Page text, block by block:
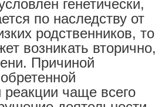
генетически,
по наследству от
родственников, то
возникать вторично,
Причиной
реакции чаще всего